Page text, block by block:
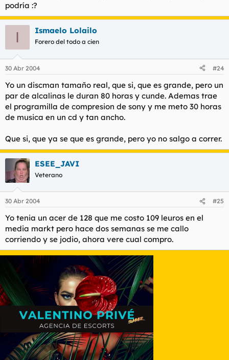
podría :?
I Ismaelo Lolailo
Forero del todo a cien
30 Abr 2004 #24
Yo un discman tamaño real, que si, que es grande, pero un
par de alcalinas le duran 80 horas y cunde. Ademas trae
el programilla de compresion de sony y me meto 30 horas
de musica en un cd y tan ancho.
Que si, que ya se que es grande, pero yo no salgo a correr.
ESEE_JAVI
Veterano
30 Abr 2004 #25
Yo tenia un acer de 128 que me costo 109 leuros en el
media markt pero hace dos semanas se me callo
corriendo y se jodio, ahora vere cual compro.